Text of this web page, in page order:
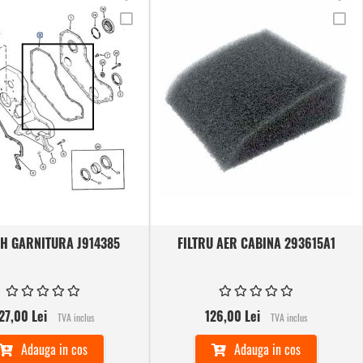
GARNITURA J914385
Lei TVA inclus
Adauga in cos
dorinte
Comparare
FILTRU AER CABINA 293615A1
126,00 Lei TVA inclus
Adauga in cos